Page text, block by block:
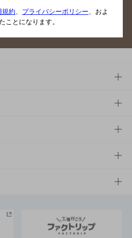
ご意見・ご感想
大阪
ステナビリティ経営
規約 プライバシーポリシー 、およ
ことになります。